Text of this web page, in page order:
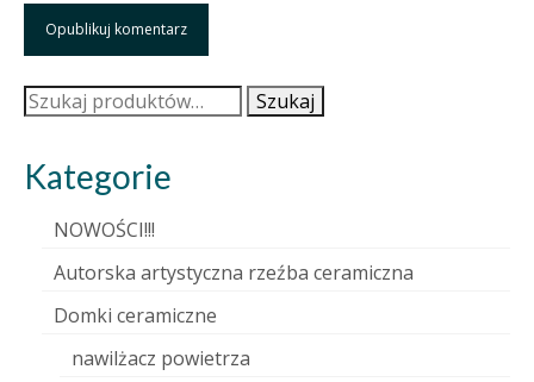
Szukaj: Szukaj
Kategorie
NOWOŚCI!!!
Autorska artystyczna rzeźba ceramiczna
Domki ceramiczne
nawilżacz powietrza